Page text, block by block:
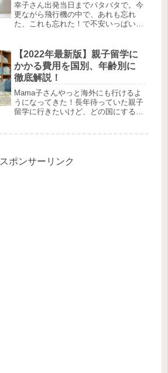
幸子さん出発当日までバタバタで。今
更ながら飛行機の中で、あれも忘れ
た、これも忘れた！で不安いっぱい。
「あ！あれ日本に置いて来ちゃった
ー！」という事よくありますよね。今
回は、もし...
【2022年最新版】親子留学に
かかる費用を国別、年齢別に
徹底解説！
Mama子さんやっと海外にも行けるよ
うになってきた！長年待っていた親子
留学に行きたいけど、どの国にするか
スポンサーリンク